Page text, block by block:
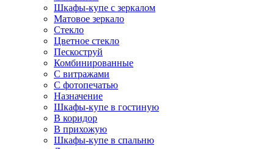
Шкафы-купе с зеркалом
Матовое зеркало
Стекло
Цветное стекло
Пескоструй
Комбинированные
С витражами
С фотопечатью
Назначение
Шкафы-купе в гостиную
В коридор
В прихожую
Шкафы-купе в спальню